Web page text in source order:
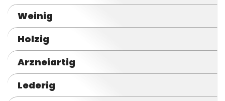
Weinig
Holzig
Arzneiartig
Lederig